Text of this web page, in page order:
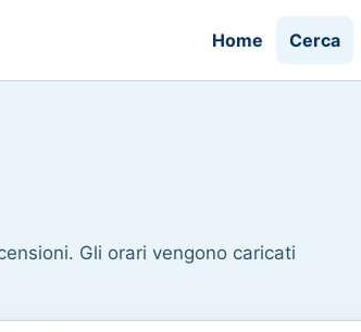
Home Cerca
Gli orari vengono caricati